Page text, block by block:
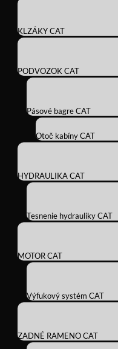
KLZÁKY CAT
PODVOZOK CAT
Pásové bagre CAT
Otoč kabíny CAT
HYDRAULIKA CAT
Tesnenie hydrauliky CAT
MOTOR CAT
Výfukový systém CAT
ZADNÉ RAMENO CAT